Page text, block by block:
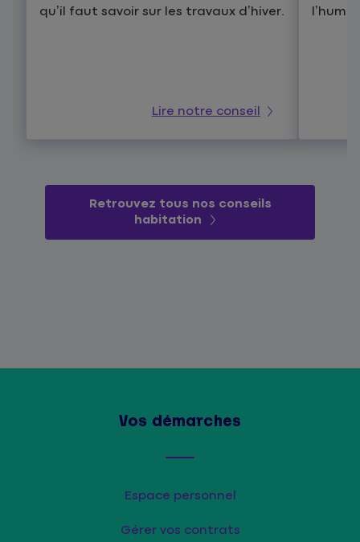
qu’il faut savoir sur les travaux d’hiver.
Lire notre conseil
Retrouvez tous nos conseils
habitation
Vos démarches
Espace personnel
Gérer vos contrats